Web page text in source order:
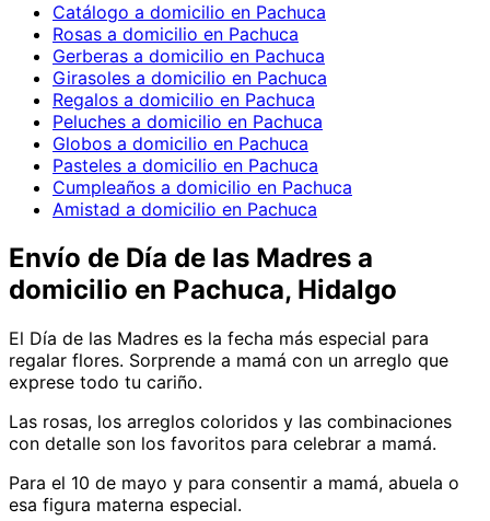
Catálogo a domicilio en Pachuca
Rosas a domicilio en Pachuca
Gerberas a domicilio en Pachuca
Girasoles a domicilio en Pachuca
Regalos a domicilio en Pachuca
Peluches a domicilio en Pachuca
Globos a domicilio en Pachuca
Pasteles a domicilio en Pachuca
Cumpleaños a domicilio en Pachuca
Amistad a domicilio en Pachuca
Envío de Día de las Madres a
domicilio en Pachuca, Hidalgo
El Día de las Madres es la fecha más especial para
regalar flores. Sorprende a mamá con un arreglo que
exprese todo tu cariño.
Las rosas, los arreglos coloridos y las combinaciones
con detalle son los favoritos para celebrar a mamá.
Para el 10 de mayo y para consentir a mamá, abuela o
esa figura materna especial.